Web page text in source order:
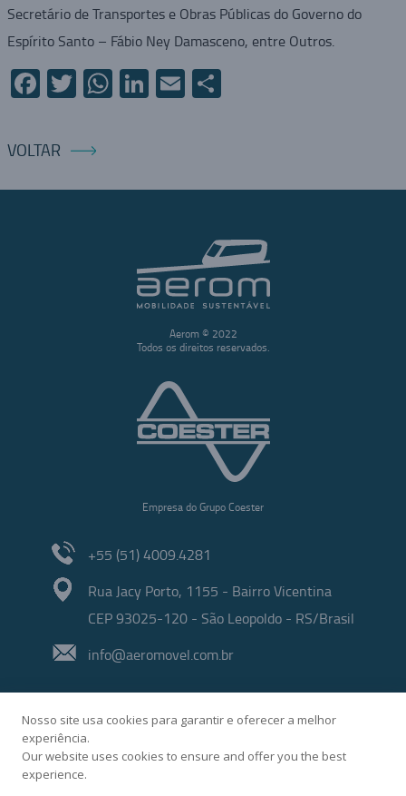
Secretário de Transportes e Obras Públicas do Governo do
Espírito Santo – Fábio Ney Damasceno, entre Outros.
Facebook
Twitter
WhatsApp
LinkedIn
EmailCompartilhar
VOLTAR
Aerom © 2022
Todos os direitos reservados.
Empresa do Grupo Coester
+55 (51) 4009.4281
Rua Jacy Porto, 1155 - Bairro Vicentina
CEP 93025-120 - São Leopoldo - RS/Brasil
info@aeromovel.com.br
Nosso site usa cookies para garantir e oferecer a melhor
experiência.
Our website uses cookies to ensure and offer you the best
experience.